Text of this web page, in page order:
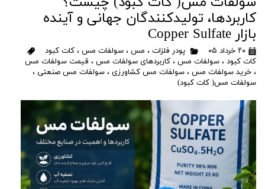
کاربردها، تولیدکنندگان جهانی و آینده
بازار Copper Sulfate
۲۰ خرداد ۰۵ پودر فلزات ، مس ، سولفات مس ، کات کبود
کات کبود ، سولفات مس ، کاربردهای سولفات مس ، قیمت سولفات مس
، خرید سولفات مس ، سولفات مس کشاورزی ، سولفات مس صنعتی ،
سولفات مس( کات کبود)